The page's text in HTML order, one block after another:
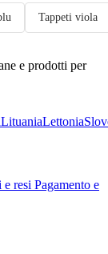
Tappeti viola
e prodotti per
LituaniaLettonia
e resi Pagamento e